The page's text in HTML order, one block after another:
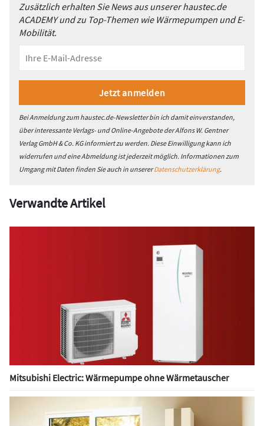
Zusätzlich erhalten Sie News aus unserer haustec.de
ACADEMY und zu Top-Themen wie Wärmepumpen und E-
Mobilität.
Bei Anmeldung zum haustec.de-Newsletter bin ich damit einverstanden,
über interessante Verlags- und Online-Angebote der Alfons W. Gentner
Verlag GmbH & Co. KG informiert zu werden. Diese Einwilligung kann ich
widerrufen und eine Abmeldung ist jederzeit möglich. Informationen zum
Umgang mit Daten finden Sie auch in unsererDatenschutzerklärung.
Verwandte Artikel
Mitsubishi Electric: Wärmepumpe ohne Wärmetauscher